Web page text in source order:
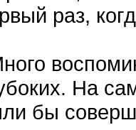
раз,
На
бы